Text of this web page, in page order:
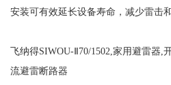
安装可有效延长设备寿命，减少雷击
飞纳得SIWOU-Ⅱ70/1502,家用避雷器,
流避雷断路器